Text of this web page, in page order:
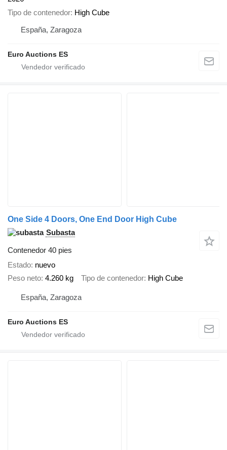
Tipo de contenedor High Cube
España, Zaragoza
Euro Auctions ES
One Side 4 Doors, One End Door High Cube
Subasta
Contenedor 40 pies
Estado nuevo
Peso neto 4.260 kg Tipo de contenedor High Cube
España, Zaragoza
Euro Auctions ES